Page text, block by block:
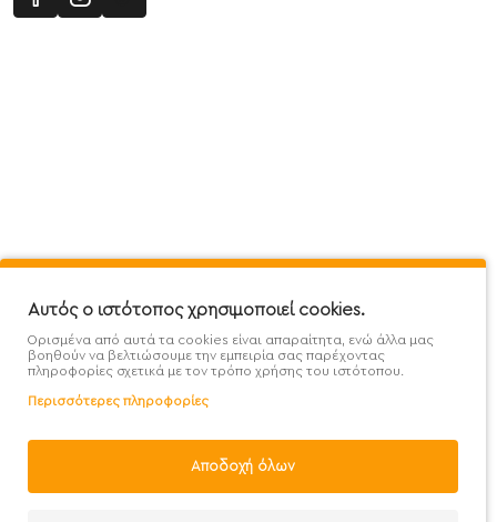
Προσφορές - Clearence GDPR
Χονδρική
Handcrafted with 💙 in Athens
Αυτός ο ιστότοπος χρησιμοποιεί cookies.
Ορισμένα από αυτά τα cookies είναι απαραίτητα, ενώ άλλα μας
βοηθούν να βελτιώσουμε την εμπειρία σας παρέχοντας
πληροφορίες σχετικά με τον τρόπο χρήσης του ιστότοπου.
Περισσότερες πληροφορίες
Αποδοχή όλων